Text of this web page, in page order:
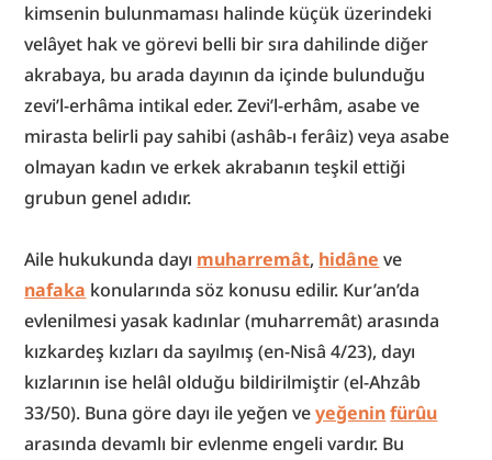
kimsenin bulunmaması halinde küçük üzerindeki
velâyet hak ve görevi belli bir sıra dahilinde diğer
akrabaya, bu arada dayının da içinde bulunduğu
zevi’l-erhâma intikal eder. Zevi’l-erhâm, asabe ve
mirasta belirli pay sahibi (ashâb-ı ferâiz) veya asabe
olmayan kadın ve erkek akrabanın teşkil ettiği
grubun genel adıdır.
Aile hukukunda dayı muharremât, hidâne
nafaka konularında söz konusu edilir. Kur’an’da
evlenilmesi yasak kadınlar (muharremât) arasında
kızkardeş kızları da sayılmış (en-Nisâ 4/23), dayı
kızlarının ise helâl olduğu bildirilmiştir (el-Ahzâb
33/50). Buna göre dayı ile yeğen ve yeğenin fürûu
arasında devamlı bir evlenme engeli vardır. Bu